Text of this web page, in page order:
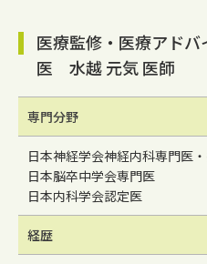
医療監修・医療アド
医 水越 元気 医師
専門分野
日本神経学会神経内科専門医
日本脳卒中学会専門医
日本内科学会認定医
経歴